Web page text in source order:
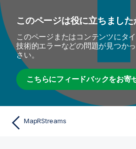
このページは役に立ちました
このページまたはコンテンツにタ
技術的エラーなどの問題が見つか
さい。
こちらにフィードバックをお寄
MapRStreams